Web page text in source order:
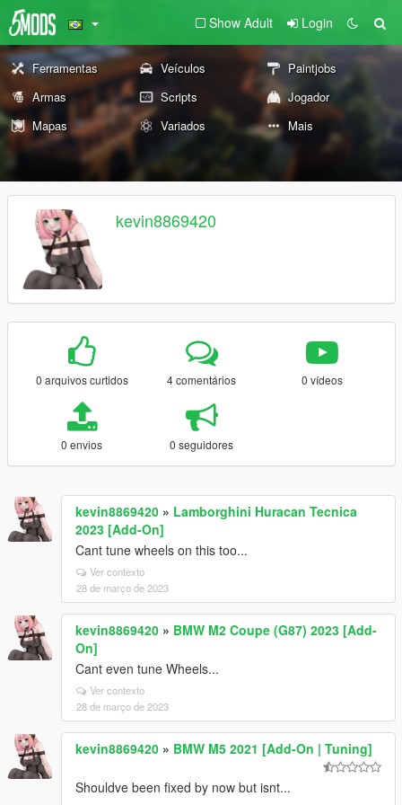
Show Adult Login
Ferramentas Veículos
Paintjobs
Armas
Scripts
Jogador
Mapas
Variados Mais
kevin8869420
0 arquivos curtidos 4 comentários 0 vídeos
0 envios 0 seguidores
kevin8869420 » Lamborghini Huracan Tecnica
2023 [Add-On]
Cant tune wheels on this too...
Ver contexto
28 de março de 2023
kevin8869420 » BMW M2 Coupe (G87) 2023 [Add-
On]
Cant even tune Wheels...
Ver contexto
28 de março de 2023
kevin8869420 » BMW M5 2021 [Add-On | Tuning]
Shouldve been fixed by now but isnt...